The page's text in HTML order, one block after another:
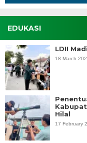
EDUKASI
LDII
18 March
Hilal
17 February